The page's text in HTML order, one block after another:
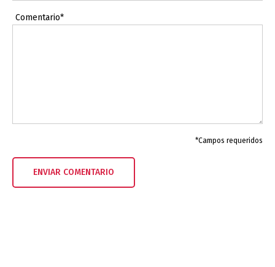
Comentario*
*Campos requeridos